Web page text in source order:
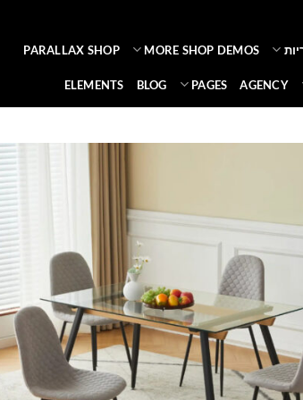
MORE SHOP DEMOS
PARALLAX SHOP
AGENCY
PAGES
BLOG
ELEMENTS